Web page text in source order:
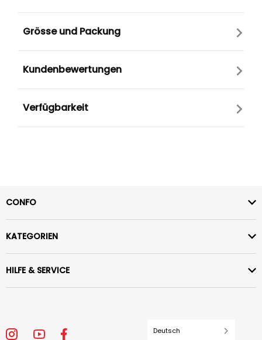
Grösse und Packung
Kundenbewertungen
Verfügbarkeit
CONFO
KATEGORIEN
HILFE & SERVICE
Deutsch